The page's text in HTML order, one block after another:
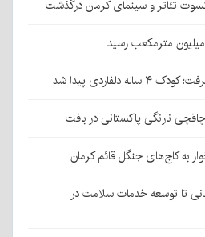
تئاتر و سینمای کرمان درگذشت
پیدا شد
کاج‌های جنگل قائم کرمان
تا توسعه خدمات سلامت در